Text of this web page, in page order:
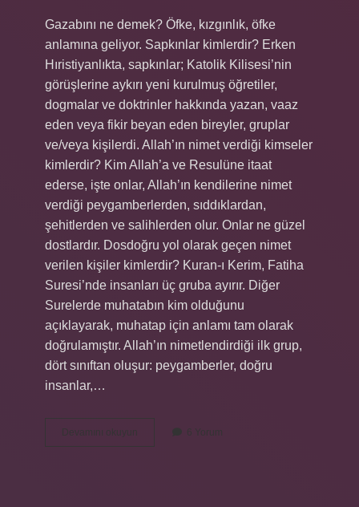
Gazabını ne demek? Öfke, kızgınlık, öfke
anlamına geliyor. Sapkınlar kimlerdir? Erken
Hıristiyanlıkta, sapkınlar; Katolik Kilisesi’nin
görüşlerine aykırı yeni kurulmuş öğretiler,
dogmalar ve doktrinler hakkında yazan, vaaz
eden veya fikir beyan eden bireyler, gruplar
ve/veya kişilerdi. Allah’ın nimet verdiği kimseler
kimlerdir? Kim Allah’a ve Resulüne itaat
ederse, işte onlar, Allah’ın kendilerine nimet
verdiği peygamberlerden, sıddıklardan,
şehitlerden ve salihlerden olur. Onlar ne güzel
dostlardır. Dosdoğru yol olarak geçen nimet
verilen kişiler kimlerdir? Kuran-ı Kerim, Fatiha
Suresi’nde insanları üç gruba ayırır. Diğer
Surelerde muhatabın kim olduğunu
açıklayarak, muhatap için anlamı tam olarak
doğrulamıştır. Allah’ın nimetlendirdiği ilk grup,
dört sınıftan oluşur: peygamberler, doğru
insanlar,…
Devamını okuyun
Uğrayan
6 Yorum